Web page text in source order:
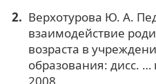
Верхотурова Ю. А.
взаимодействие
возраста в
образования: дисс.